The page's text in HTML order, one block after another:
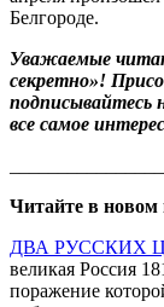
Белгороде.
Уважаемые
секретно»!
подписывайтесь
все самое
Читайте в новом
ДВА РУССКИХ
великая Россия
поражение